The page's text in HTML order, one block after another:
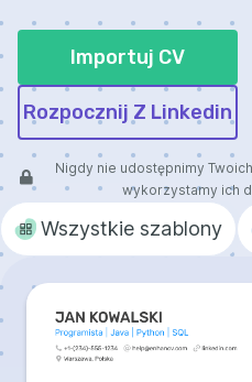
Importuj CV
Rozpocznij Z Linkedin
Nigdy nie udostępnimy
wykorzystamy ich
Wszystkie szablony